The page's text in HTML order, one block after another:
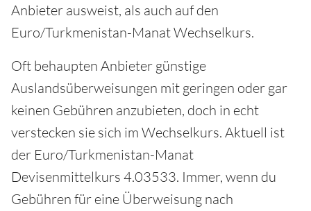
Anbieter ausweist, als auch auf den
Euro/Turkmenistan-Manat Wechselkurs.
Oft behaupten Anbieter günstige
Auslandsüberweisungen mit geringen oder gar
keinen Gebühren anzubieten, doch in echt
verstecken sie sich im Wechselkurs. Aktuell ist
der Euro/Turkmenistan-Manat
Devisenmittelkurs 4.03533. Immer, wenn du
Gebühren für eine Überweisung nach